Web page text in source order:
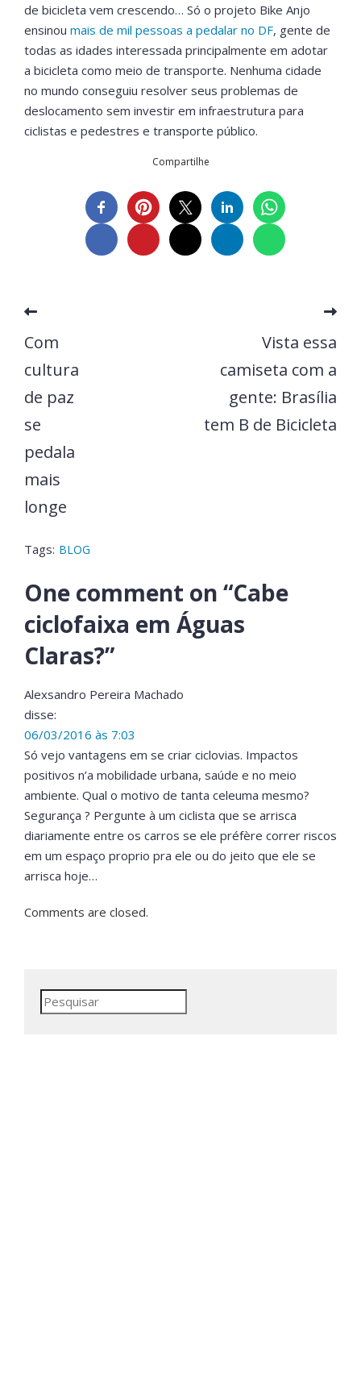
de bicicleta vem crescendo… Só o projeto Bike Anjo
ensinou mais de mil pessoas a pedalar no DF, gente de
todas as idades interessada principalmente em adotar
a bicicleta como meio de transporte. Nenhuma cidade
no mundo conseguiu resolver seus problemas de
deslocamento sem investir em infraestrutura para
ciclistas e pedestres e transporte público.
Compartilhe
Com
cultura
de paz
se
pedala
mais
longe
Vista essa
camiseta com a
gente: Brasília
tem B de Bicicleta
Tags: BLOG
One comment on “Cabe
ciclofaixa em Águas
Claras?”
Alexsandro Pereira Machado
disse:
06/03/2016 às 7:03
Só vejo vantagens em se criar ciclovias. Impactos
positivos n’a mobilidade urbana, saúde e no meio
ambiente. Qual o motivo de tanta celeuma mesmo?
Segurança ? Pergunte à um ciclista que se arrisca
diariamente entre os carros se ele préfère correr riscos
em um espaço proprio pra ele ou do jeito que ele se
arrisca hoje…
Comments are closed.
Pesquisar